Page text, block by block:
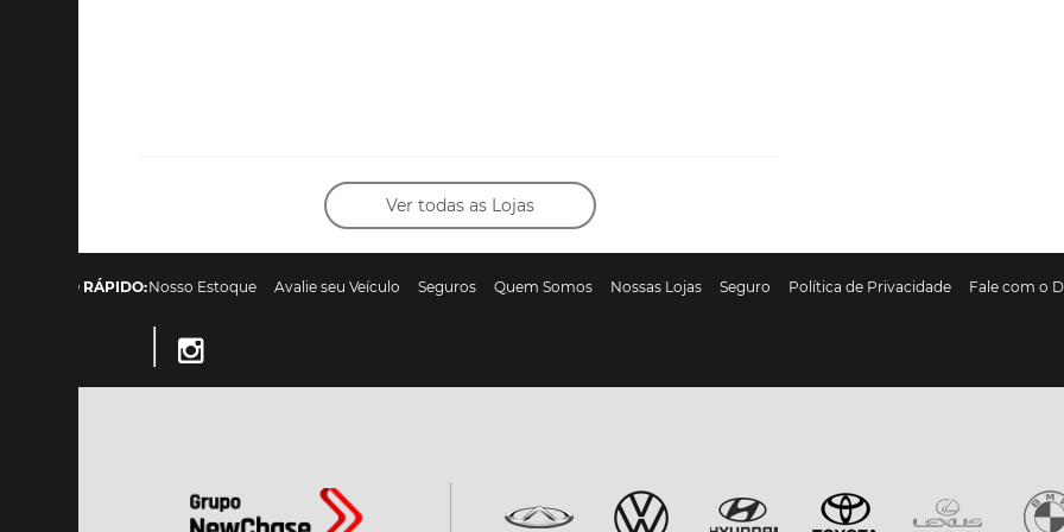
Ver todas as Lojas
ACESSO RÁPIDO:Nosso Estoque Avalie seu Veículo Seguros Quem Somos Nossas Lojas Seguro Política de Privacidade Fale com o